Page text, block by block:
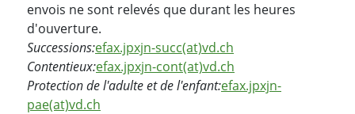
envois ne sont relevés que durant les heures
d'ouverture.
Successions:efax.jpxjn-succ(at)vd.ch
Contentieux:efax.jpxjn-cont(at)vd.ch
Protection de l'adulte et de l'enfant:efax.jpxjn-
pae(at)vd.ch